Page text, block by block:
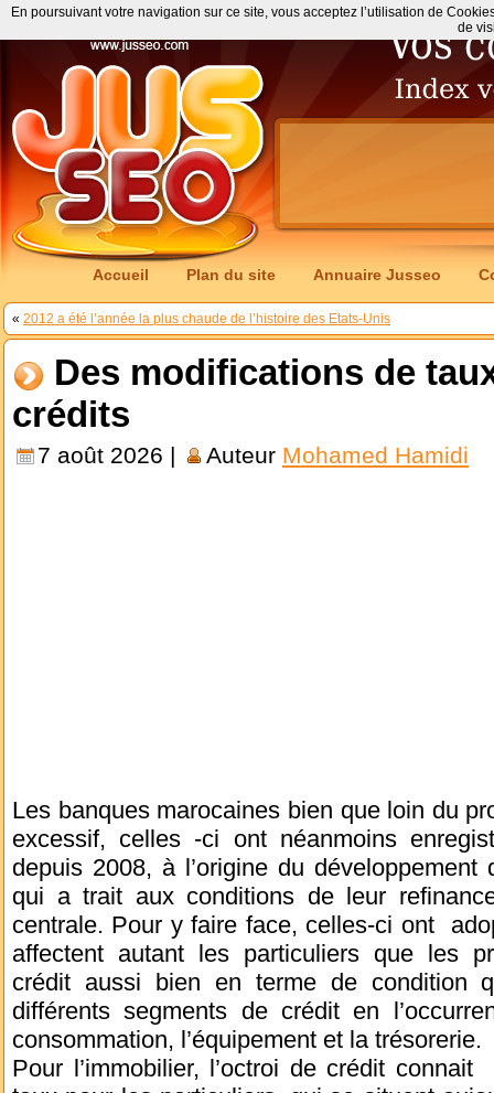
Accueil Plan du site Annuaire Jusseo
« 2012 a été l’année la plus chaude de l’histoire des Etats-Unis
Des modifications de
crédits
7 août 2026 | Auteur Mohamed Hamidi
Les banques marocaines bien que loin du
excessif, celles -ci ont néanmoins
depuis 2008, à l’origine du
qui a trait aux conditions de leur
centrale. Pour y faire face, celles-ci ont
affectent autant les particuliers que les
crédit aussi bien en terme de condition
différents segments de crédit en
consommation, l’équipement et la trésorerie.
Pour l’immobilier, l’octroi de crédit
En poursuivant votre navigation sur ce site, vous acceptez l’utilisation de
de